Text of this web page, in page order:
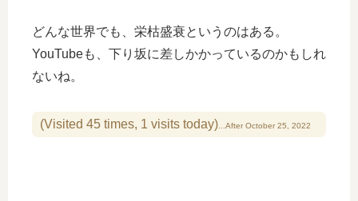
どんな世界でも、栄枯盛衰というのはある。
YouTubeも、下り坂に差しかかっているのかもしれ
ないね。
(Visited 45 times, 1 visits today)